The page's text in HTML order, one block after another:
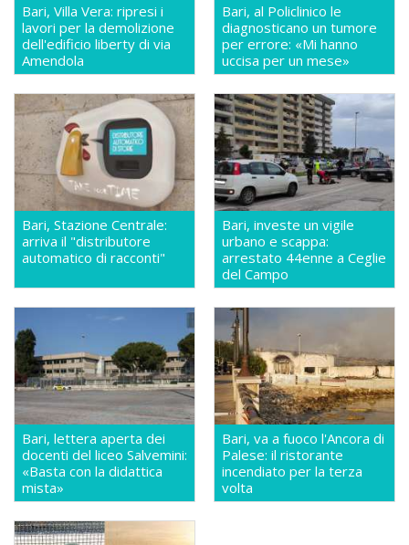
Bari, Villa Vera: ripresi i
lavori per la demolizione
dell'edificio liberty di via
Amendola
Bari, al Policlinico le
diagnosticano un tumore
per errore: «Mi hanno
uccisa per un mese»
Bari, Stazione Centrale:
arriva il "distributore
automatico di racconti"
Bari, investe un vigile
urbano e scappa:
arrestato 44enne a Ceglie
del Campo
Bari, lettera aperta dei
docenti del liceo Salvemini:
«Basta con la didattica
mista»
Bari, va a fuoco l'Ancora di
Palese: il ristorante
incendiato per la terza
volta